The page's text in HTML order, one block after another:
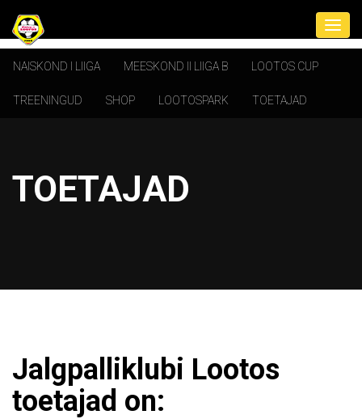
NAISKOND I LIIGA MEESKOND II LIIGA B LOOTOS CUP
TREENINGUD SHOP LOOTOSPARK TOETAJAD
TOETAJAD
Jalgpalliklubi Lootos
toetajad on: